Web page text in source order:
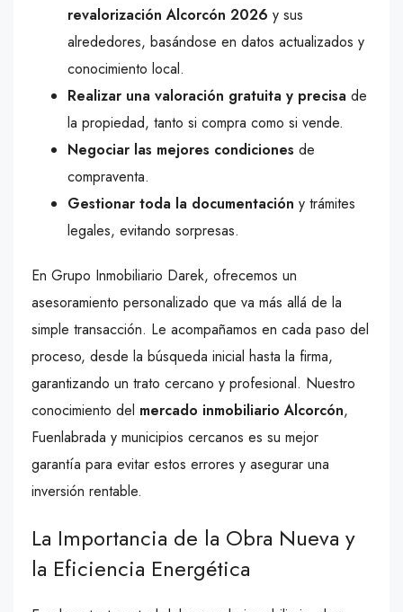
revalorización Alcorcón 2026 y sus
alrededores, basándose en datos actualizados y
conocimiento local.
Realizar una valoración gratuita y precisa de
la propiedad, tanto si compra como si vende.
Negociar las mejores condiciones de
compraventa.
Gestionar toda la documentación y trámites
legales, evitando sorpresas.
En Grupo Inmobiliario Darek, ofrecemos un
asesoramiento personalizado que va más allá de la
simple transacción. Le acompañamos en cada paso del
proceso, desde la búsqueda inicial hasta la firma,
garantizando un trato cercano y profesional. Nuestro
conocimiento del mercado inmobiliario Alcorcón,
Fuenlabrada y municipios cercanos es su mejor
garantía para evitar estos errores y asegurar una
inversión rentable.
La Importancia de la Obra Nueva y
la Eficiencia Energética